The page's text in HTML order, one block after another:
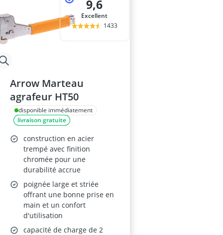
9,6
Excellent
1433
Arrow Marteau
agrafeur HT50
disponible immédiatement
livraison gratuite
construction en acier
trempé avec finition
chromée pour une
durabilité accrue
poignée large et striée
offrant une bonne prise en
main et un confort
d'utilisation
capacité de charge de 2